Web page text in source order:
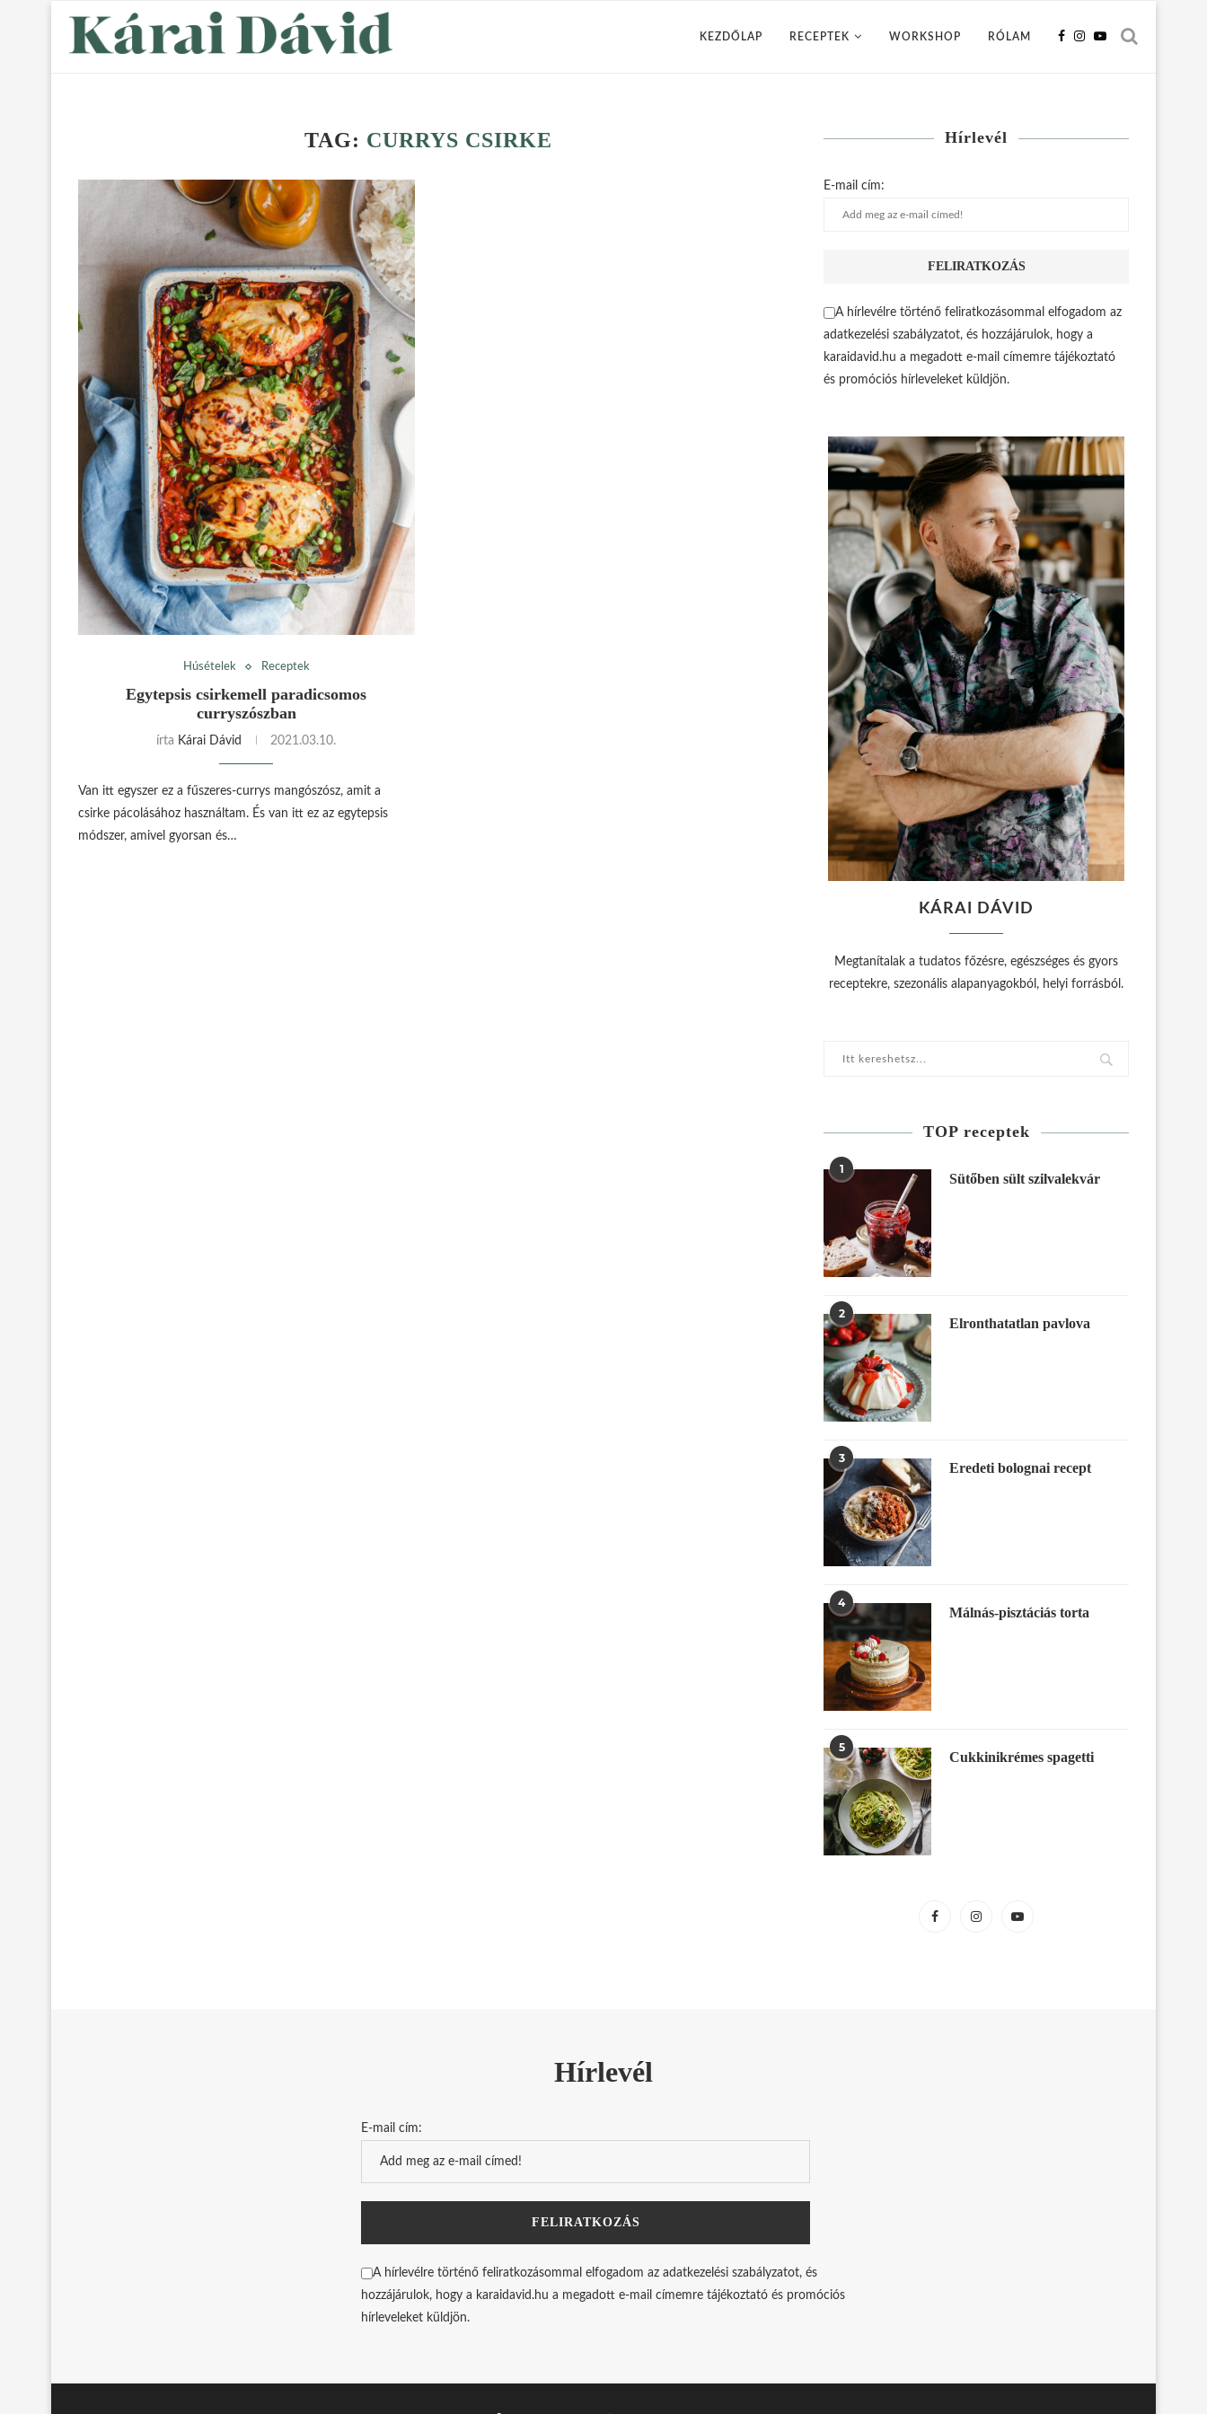
KEZDŐLAP RECEPTEK WORKSHOP RÓLAM
TAG: CURRYS CSIRKE
Húsételek Receptek
Egytepsis csirkemell paradicsomos
curryszószban
írta Kárai Dávid 2021.03.10.
Van itt egyszer ez a fűszeres-currys mangószósz, amit a
csirke pácolásához használtam. És van itt ez az egytepsis
módszer, amivel gyorsan és…
Hírlevél
E-mail cím:
A hírlevélre történő feliratkozásommal elfogadom az
adatkezelési szabályzatot, és hozzájárulok, hogy a
karaidavid.hu a megadott e-mail címemre tájékoztató
és promóciós hírleveleket küldjön.
KÁRAI DÁVID
Megtanítalak a tudatos főzésre, egészséges és gyors
receptekre, szezonális alapanyagokból, helyi forrásból.
TOP receptek
1
Sütőben sült szilvalekvár
2
Elronthatatlan pavlova
3
Eredeti bolognai recept
4
Málnás-pisztáciás torta
5
Cukkinikrémes spagetti
Hírlevél
E-mail cím:
A hírlevélre történő feliratkozásommal elfogadom az adatkezelési szabályzatot, és
hozzájárulok, hogy a karaidavid.hu a megadott e-mail címemre tájékoztató és promóciós
hírleveleket küldjön.